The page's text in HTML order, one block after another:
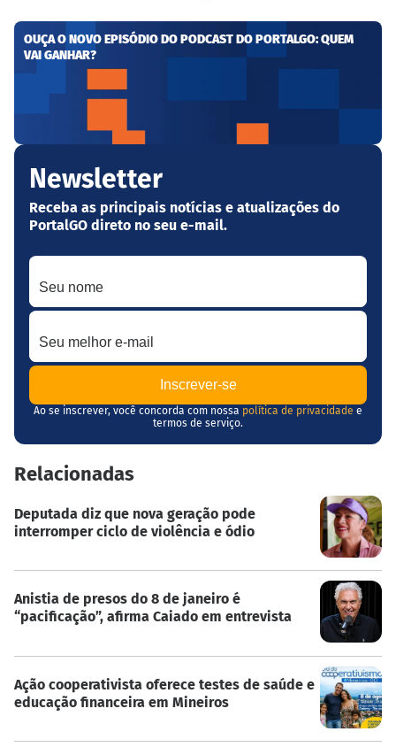
OUÇA O NOVO EPISÓDIO DO PODCAST DO PORTALGO: QUEM
VAI GANHAR?
Newsletter
Receba as principais notícias e atualizações do
PortalGO direto no seu e-mail.
Seu nome
Seu melhor e-mail
Ao se inscrever, você concorda com nossa política de privacidade e
termos de serviço.
Relacionadas
Deputada diz que nova geração pode
interromper ciclo de violência e ódio
Anistia de presos do 8 de janeiro é
“pacificação”, afirma Caiado em entrevista
Ação cooperativista oferece testes de saúde e
educação financeira em Mineiros